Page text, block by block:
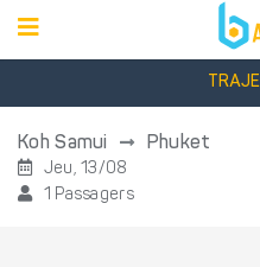
Koh Samui Phuket
Jeu, 13/08
1 Passagers